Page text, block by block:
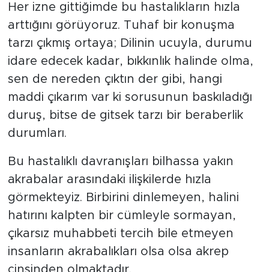
Her izne gittiğimde bu hastalıkların hızla
arttığını görüyoruz. Tuhaf bir konuşma
tarzı çıkmış ortaya; Dilinin ucuyla, durumu
idare edecek kadar, bıkkınlık halinde olma,
sen de nereden çıktın der gibi, hangi
maddi çıkarım var ki sorusunun baskıladığı
duruş, bitse de gitsek tarzı bir beraberlik
durumları.
Bu hastalıklı davranışları bilhassa yakın
akrabalar arasındaki ilişkilerde hızla
görmekteyiz. Birbirini dinlemeyen, halini
hatırını kalpten bir cümleyle sormayan,
çıkarsız muhabbeti tercih bile etmeyen
insanların akrabalıkları olsa olsa akrep
cinsinden olmaktadır.